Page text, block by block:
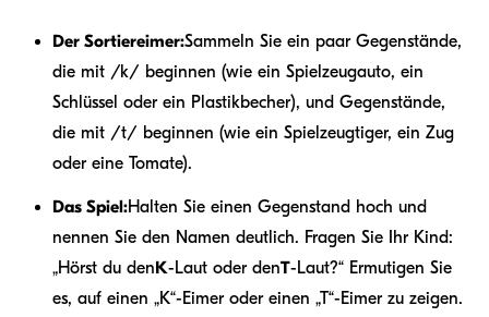
Der Sortiereimer:Sammeln Sie ein paar Gegenstände,
die mit /k/ beginnen (wie ein Spielzeugauto, ein
Schlüssel oder ein Plastikbecher), und Gegenstände,
die mit /t/ beginnen (wie ein Spielzeugtiger, ein Zug
oder eine Tomate).
Das Spiel:Halten Sie einen Gegenstand hoch und
nennen Sie den Namen deutlich. Fragen Sie Ihr Kind:
„Hörst du denK-Laut oder denT-Laut?“ Ermutigen Sie
es, auf einen „K“-Eimer oder einen „T“-Eimer zu zeigen.